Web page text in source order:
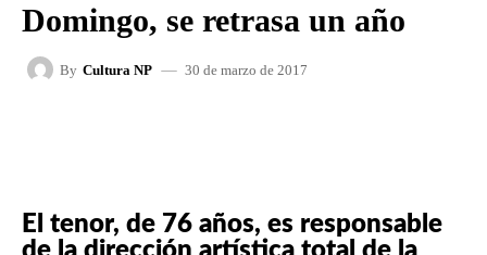
Domingo, se retrasa un año
By Cultura NP 30 de marzo de 2017
El tenor, de 76 años, es responsable